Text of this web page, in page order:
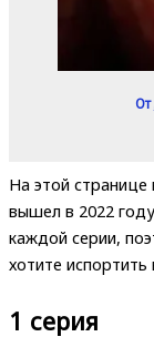
От
На этой
вышел в 2022
каждой серии,
хотите
1 серия